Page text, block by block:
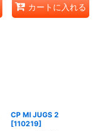
カートに入れる
CP MI JUGS 2
[110219]